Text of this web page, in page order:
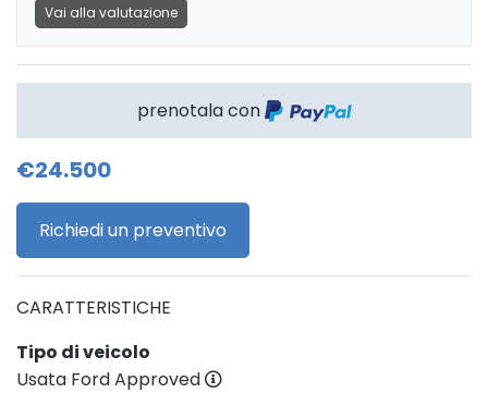
Vai alla valutazione
prenotala con
€24.500
Richiedi un preventivo
CARATTERISTICHE
Tipo di veicolo
Usata Ford Approved